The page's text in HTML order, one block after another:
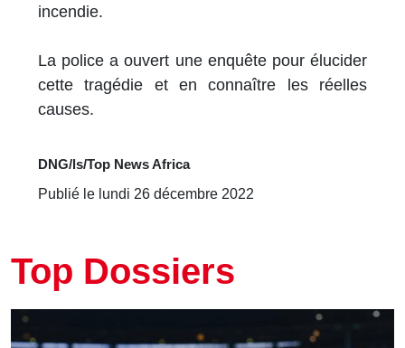
incendie.
La police a ouvert une enquête pour élucider
cette tragédie et en connaître les réelles
causes.
DNG/ls/Top News Africa
Publié le lundi 26 décembre 2022
Top Dossiers